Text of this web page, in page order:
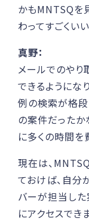
かもMNTSQを
わってすごくい
真野：
メールでのやり
できるようにな
例の検索が格段
の案件だったか
に多くの時間を
現在は、
ておけば、自分
バーが担当した
にアクセスでき